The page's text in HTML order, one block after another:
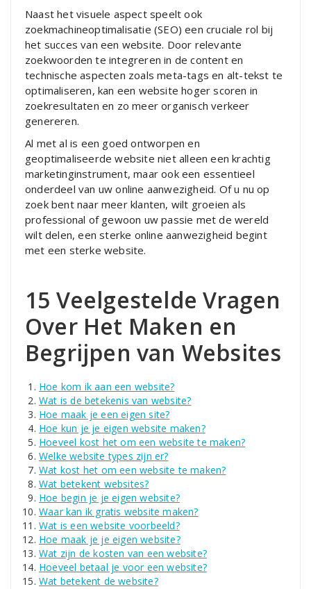
Naast het visuele aspect speelt ook
zoekmachineoptimalisatie (SEO) een cruciale rol bij
het succes van een website. Door relevante
zoekwoorden te integreren in de content en
technische aspecten zoals meta-tags en alt-tekst te
optimaliseren, kan een website hoger scoren in
zoekresultaten en zo meer organisch verkeer
genereren.
Al met al is een goed ontworpen en
geoptimaliseerde website niet alleen een krachtig
marketinginstrument, maar ook een essentieel
onderdeel van uw online aanwezigheid. Of u nu op
zoek bent naar meer klanten, wilt groeien als
professional of gewoon uw passie met de wereld
wilt delen, een sterke online aanwezigheid begint
met een sterke website.
15 Veelgestelde Vragen
Over Het Maken en
Begrijpen van Websites
Hoe kom ik aan een website?
Wat is de betekenis van website?
Hoe maak je een eigen site?
Hoe kun je je eigen website maken?
Hoeveel kost het om een website te maken?
Welke website types zijn er?
Wat kost het om een website te maken?
Wat betekent websites?
Hoe begin je je eigen website?
Waar kan ik gratis website maken?
Wat is een website voorbeeld?
Hoe maak je je eigen website?
Wat zijn de kosten van een website?
Hoeveel betaal je voor een website?
Wat betekent de website?